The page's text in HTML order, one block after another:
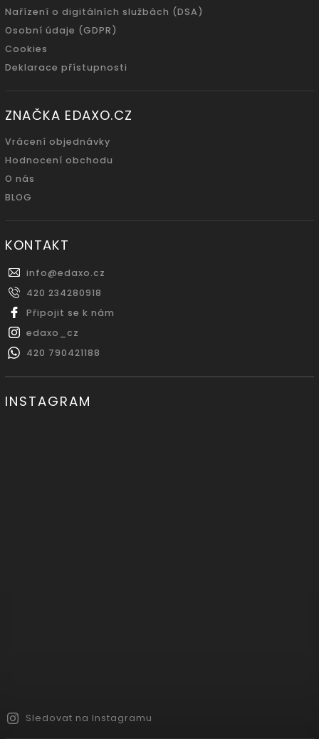
Nařízení o digitálních službách (DSA)
Osobní údaje (GDPR)
Cookies
Deklarace přístupnosti
ZNAČKA EDAXO.CZ
Vrácení objednávky
Hodnocení obchodu
O nás
BLOG
KONTAKT
info@edaxo.cz
420 234280918
Připojit se k nám
edaxo_cz
420 790421188
INSTAGRAM
Sledovat na Instagramu